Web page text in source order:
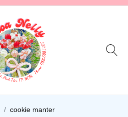
cookie manter